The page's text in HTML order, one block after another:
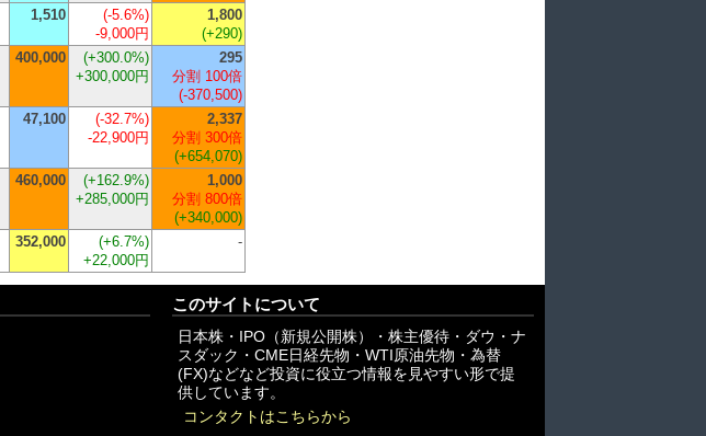
1,510 (-5.6%)
-9,000円
1,800
(+290)
400,000 (+300.0%)
+300,000円
295
分割 100倍
(-370,500)
47,100 (-32.7%)
-22,900円
2,337
分割 300倍
(+654,070)
460,000 (+162.9%)
+285,000円
1,000
分割 800倍
(+340,000)
352,000 (+6.7%)
+22,000円
-
このサイトについて
日本株・IPO（新規公開株）・株主優待・ダウ・ナ
スダック・CME日経先物・WTI原油先物・為替
(FX)などなど投資に役立つ情報を見やすい形で提
供しています。
コンタクトはこちらから